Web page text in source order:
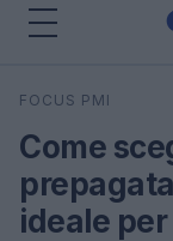
Cerca
FOCUS PMI
Come
ideale